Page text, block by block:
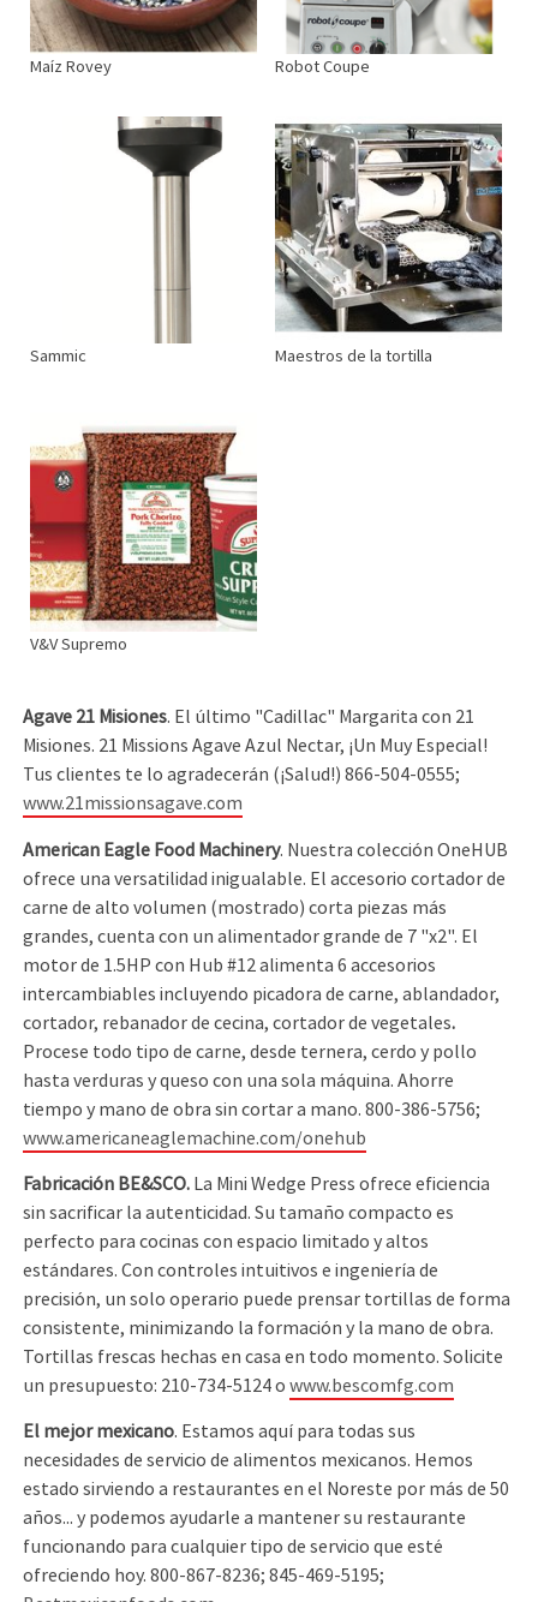
Maíz Rovey Robot Coupe
Sammic Maestros de la tortilla
V&V Supremo
Agave 21 Misiones. El último "Cadillac" Margarita con 21
Misiones. 21 Missions Agave Azul Nectar, ¡Un Muy Especial!
Tus clientes te lo agradecerán (¡Salud!) 866-504-0555;
www.21missionsagave.com
American Eagle Food Machinery. Nuestra colección OneHUB
ofrece una versatilidad inigualable. El accesorio cortador de
carne de alto volumen (mostrado) corta piezas más
grandes, cuenta con un alimentador grande de 7 "x2". El
motor de 1.5HP con Hub #12 alimenta 6 accesorios
intercambiables incluyendo picadora de carne, ablandador,
cortador, rebanador de cecina, cortador de vegetales.
Procese todo tipo de carne, desde ternera, cerdo y pollo
hasta verduras y queso con una sola máquina. Ahorre
tiempo y mano de obra sin cortar a mano. 800-386-5756;
www.americaneaglemachine.com/onehub
Fabricación BE&SCO. La Mini Wedge Press ofrece eficiencia
sin sacrificar la autenticidad. Su tamaño compacto es
perfecto para cocinas con espacio limitado y altos
estándares. Con controles intuitivos e ingeniería de
precisión, un solo operario puede prensar tortillas de forma
consistente, minimizando la formación y la mano de obra.
Tortillas frescas hechas en casa en todo momento. Solicite
un presupuesto: 210-734-5124 owww.bescomfg.com
El mejor mexicano. Estamos aquí para todas sus
necesidades de servicio de alimentos mexicanos. Hemos
estado sirviendo a restaurantes en el Noreste por más de 50
años... y podemos ayudarle a mantener su restaurante
funcionando para cualquier tipo de servicio que esté
ofreciendo hoy. 800-867-8236; 845-469-5195;